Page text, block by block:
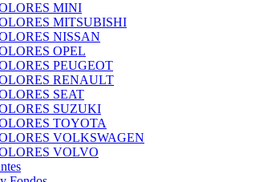
MINI
MITSUBISHI
NISSAN
OPEL
PEUGEOT
RENAULT
SEAT
SUZUKI
TOYOTA
VOLKSWAGEN
VOLVO